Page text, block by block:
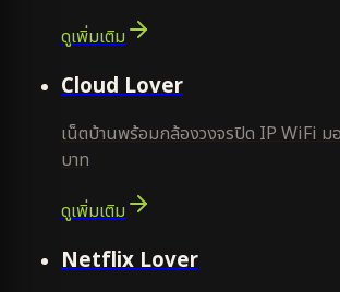
ดูเพิ่มเติม
Cloud Lover
เน็ตบ้านพร้อมกล้องวงจรปิด IP WiFi ม
บาท
ดูเพิ่มเติม
Netflix Lover